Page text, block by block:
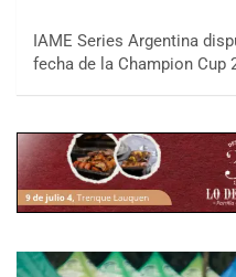
IAME Series Argentina
fecha de la Champion Cup